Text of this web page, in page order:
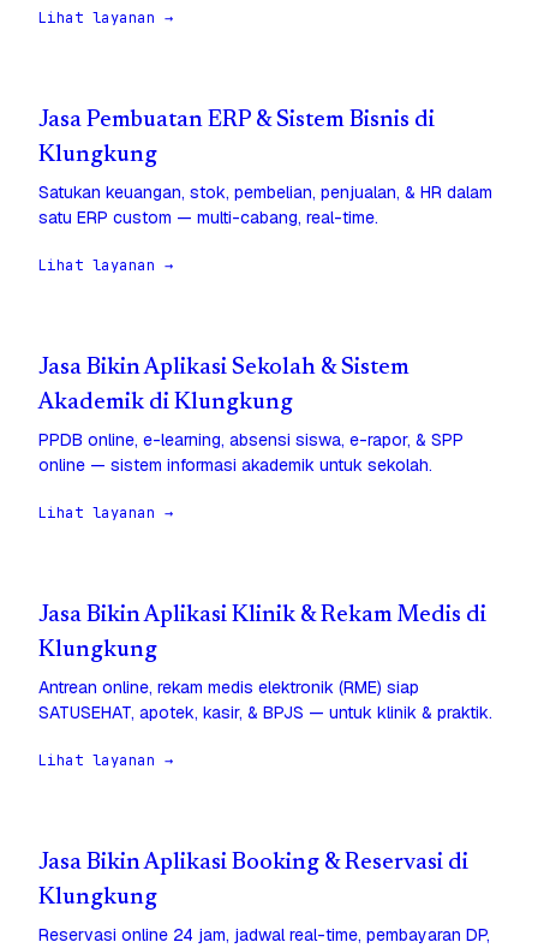
Lihat layanan →
Jasa Pembuatan ERP & Sistem Bisnis di
Klungkung
Satukan keuangan, stok, pembelian, penjualan, & HR dalam
satu ERP custom — multi-cabang, real-time.
Lihat layanan →
Jasa Bikin Aplikasi Sekolah & Sistem
Akademik di Klungkung
PPDB online, e-learning, absensi siswa, e-rapor, & SPP
online — sistem informasi akademik untuk sekolah.
Lihat layanan →
Jasa Bikin Aplikasi Klinik & Rekam Medis di
Klungkung
Antrean online, rekam medis elektronik (RME) siap
SATUSEHAT, apotek, kasir, & BPJS — untuk klinik & praktik.
Lihat layanan →
Jasa Bikin Aplikasi Booking & Reservasi di
Klungkung
Reservasi online 24 jam, jadwal real-time, pembayaran DP,